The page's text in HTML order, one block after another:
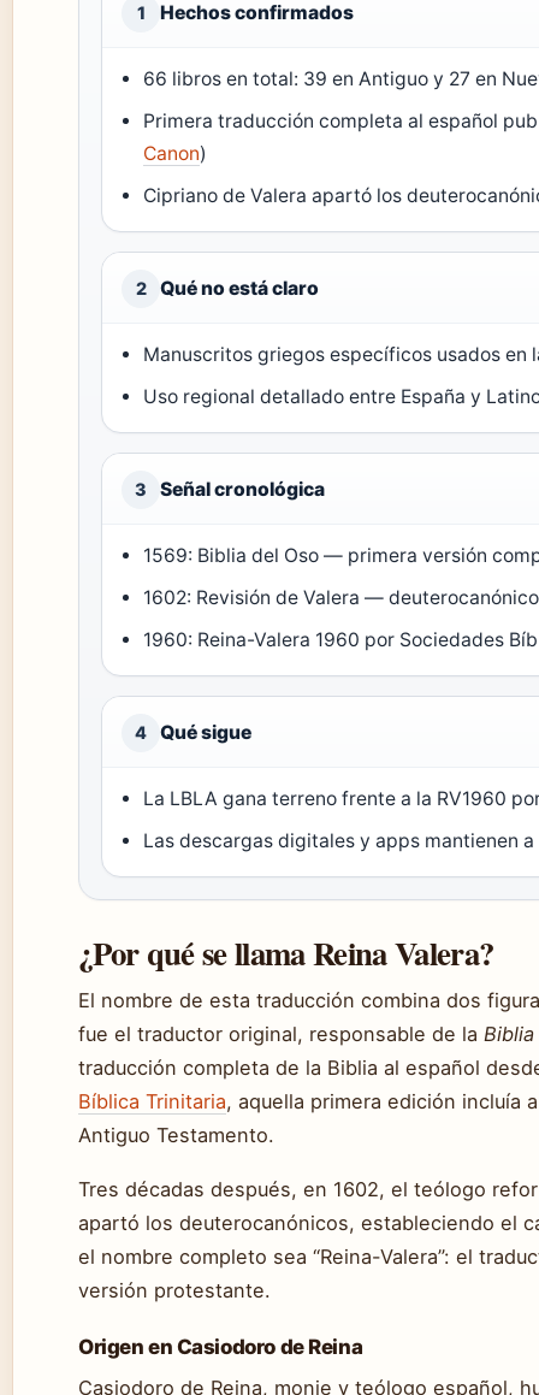
1 Hechos confirmados
66 libros en total: 39 en Antiguo y 27 en
Primera traducción completa al español
Canon)
Cipriano de Valera apartó los
2 Qué no está claro
Manuscritos griegos específicos usados en
Uso regional detallado entre España y
3 Señal cronológica
1569: Biblia del Oso — primera versión
1602: Revisión de Valera —
1960: Reina-Valera 1960 por Sociedades
4 Qué sigue
La LBLA gana terreno frente a la RV1960
Las descargas digitales y apps mantienen
¿Por qué se llama Reina Valera?
El nombre de esta traducción combina dos
fue el traductor original, responsable de la
traducción completa de la Biblia al español
Bíblica Trinitaria, aquella primera edición incluía
Antiguo Testamento.
Tres décadas después, en 1602, el teólogo
apartó los deuterocanónicos, estableciendo el
el nombre completo sea “Reina-Valera”: el
versión protestante.
Origen en Casiodoro de Reina
Casiodoro de Reina, monje y teólogo español,